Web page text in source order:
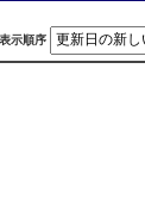
表示順序